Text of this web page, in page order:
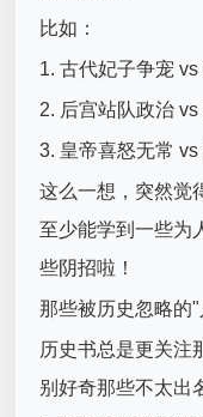
比如：
1. 古代妃子争宠
2. 后宫站队政治
3. 皇帝喜怒无常
这么一想，突然觉
至少能学到一些为
些阴招啦！
那些被历史忽略的"
历史书总是更关注
别好奇那些不太出